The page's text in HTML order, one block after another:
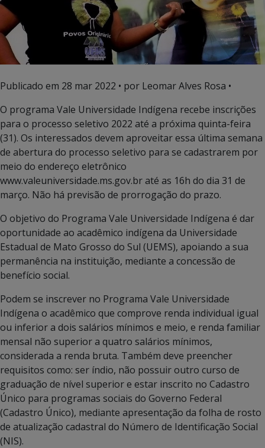
Publicado em 28 mar 2022 • por Leomar Alves Rosa •
O programa Vale Universidade Indígena recebe inscrições
para o processo seletivo 2022 até a próxima quinta-feira
(31). Os interessados devem aproveitar essa última semana
de abertura do processo seletivo para se cadastrarem por
meio do endereço eletrônico
www.valeuniversidade.ms.gov.br até as 16h do dia 31 de
março. Não há previsão de prorrogação do prazo.
O objetivo do Programa Vale Universidade Indígena é dar
oportunidade ao acadêmico indígena da Universidade
Estadual de Mato Grosso do Sul (UEMS), apoiando a sua
permanência na instituição, mediante a concessão de
benefício social.
Podem se inscrever no Programa Vale Universidade
Indígena o acadêmico que comprove renda individual igual
ou inferior a dois salários mínimos e meio, e renda familiar
mensal não superior a quatro salários mínimos,
considerada a renda bruta. Também deve preencher
requisitos como: ser índio, não possuir outro curso de
graduação de nível superior e estar inscrito no Cadastro
Único para programas sociais do Governo Federal
(Cadastro Único), mediante apresentação da folha de rosto
de atualização cadastral do Número de Identificação Social
(NIS).